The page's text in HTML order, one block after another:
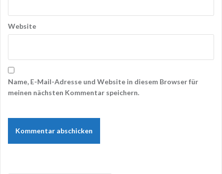
Website
Name, E-Mail-Adresse und Website in diesem Browser für
meinen nächsten Kommentar speichern.